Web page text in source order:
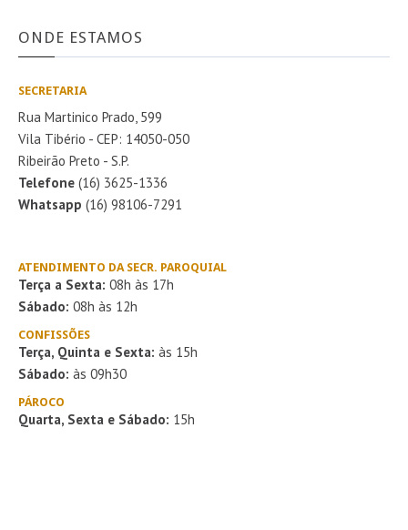
ONDE ESTAMOS
SECRETARIA
Rua Martinico Prado, 599
Vila Tibério - CEP: 14050-050
Ribeirão Preto - S.P.
Telefone (16) 3625-1336
Whatsapp (16) 98106-7291
ATENDIMENTO DA SECR. PAROQUIAL
Terça a Sexta: 08h às 17h
Sábado: 08h às 12h
CONFISSÕES
Terça, Quinta e Sexta: às 15h
Sábado: às 09h30
PÁROCO
Quarta, Sexta e Sábado: 15h